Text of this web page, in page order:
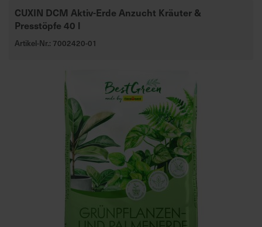
CUXIN DCM Aktiv-Erde Anzucht Kräuter &
Presstöpfe 40 l
Artikel-Nr.: 7002420-01